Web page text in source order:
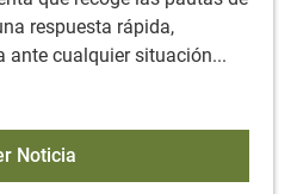
respuesta rápida,
ante cualquier situación...
NoticiaProtocolo de actuación